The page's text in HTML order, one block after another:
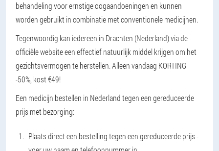
behandeling voor ernstige oogaandoeningen en kunnen
worden gebruikt in combinatie met conventionele medicijnen.
Tegenwoordig kan iedereen in Drachten (Nederland) via de
officiële website een effectief natuurlijk middel krijgen om het
gezichtsvermogen te herstellen. Alleen vandaag KORTING
-50%, kost €49!
Een medicijn bestellen in Nederland tegen een gereduceerde
prijs met bezorging:
Plaats direct een bestelling tegen een gereduceerde prijs -